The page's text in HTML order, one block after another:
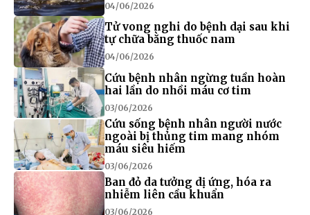
04/06/2026
Tử vong nghi do bệnh dại sau khi
tự chữa bằng thuốc nam
04/06/2026
Cứu bệnh nhân ngừng tuần hoàn
hai lần do nhồi máu cơ tim
03/06/2026
Cứu sống bệnh nhân người nước
ngoài bị thủng tim mang nhóm
máu siêu hiếm
03/06/2026
Ban đỏ da tưởng dị ứng, hóa ra
nhiễm liên cầu khuẩn
03/06/2026